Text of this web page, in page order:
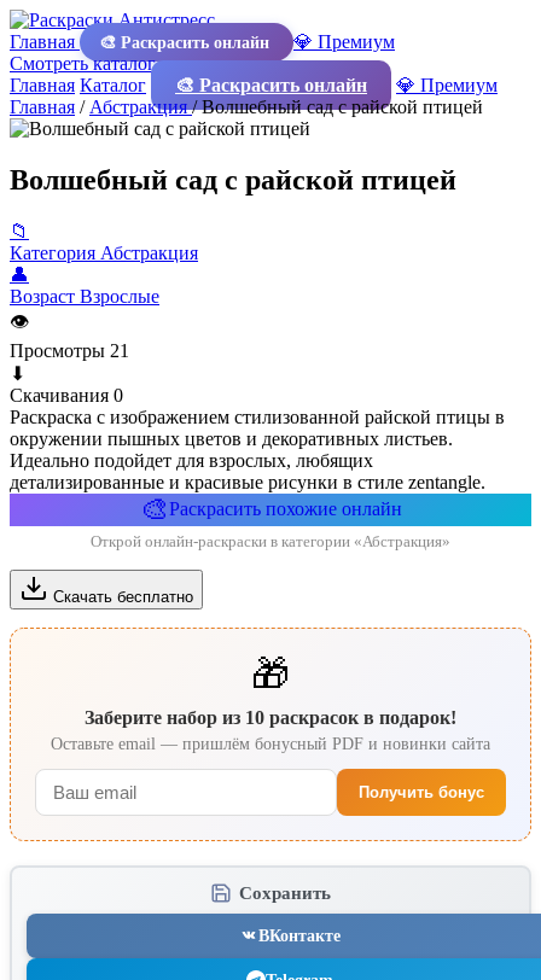
Главная 🎨 Раскрасить онлайн
💎 Премиум
Смотреть каталог
Главная Каталог 🎨 Раскрасить онлайн
💎 Премиум
Главная / Абстракция/Волшебный сад с райской птицей
Волшебный сад с райской птицей
📁
Категория Абстракция
👤
Возраст Взрослые
👁
Просмотры 21
⬇
Скачивания 0
Раскраска с изображением стилизованной райской птицы в
окружении пышных цветов и декоративных листьев.
Идеально подойдет для взрослых, любящих
детализированные и красивые рисунки в стиле zentangle.
🎨Раскрасить похожие онлайн
Открой онлайн-раскраски в категории «Абстракция»
Скачать бесплатно
🎁
Заберите набор из 10 раскрасок в подарок!
Оставьте email — пришлём бонусный PDF и новинки сайта
Получить бонус
Сохранить
ВКонтакте